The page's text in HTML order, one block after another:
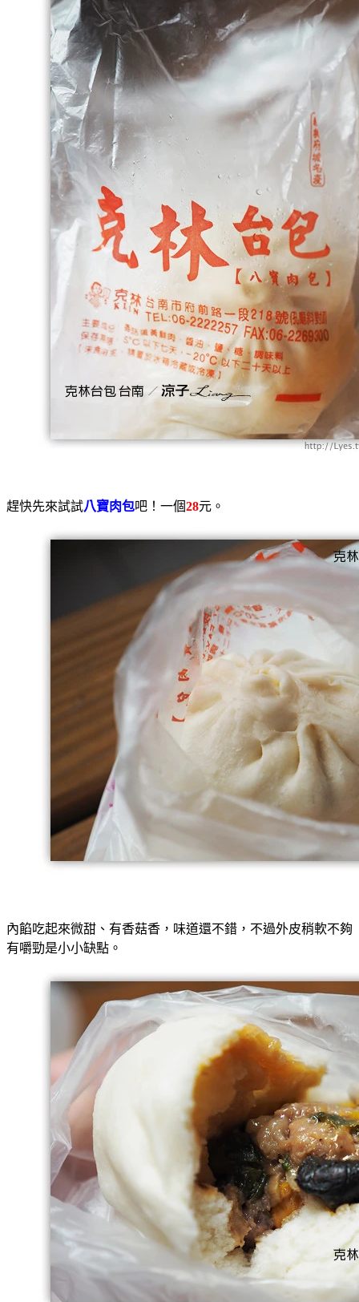
趕快先來試試八寶肉包吧！一個28元。
內餡吃起來微甜、有香菇香，味道還不錯，不過外皮稍軟不夠
有嚼勁是小小缺點。